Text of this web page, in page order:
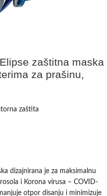
zaštitna maska
za prašinu,
zaštita
dizajnirana je za maksimalnu
i Korona virusa – COVID-
otpor disanju i minimizuje